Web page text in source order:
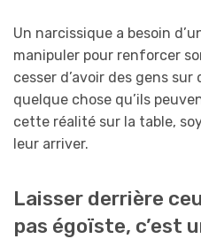
Un narcissique a besoin
manipuler pour renforcer
cesser d’avoir des gens sur
quelque chose qu’ils
cette réalité sur la table,
leur arriver.
Laisser derrière
pas égoïste, c’est